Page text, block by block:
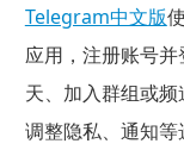
Telegram中文版
应用，注册账号
天、加入群组或
调整隐私、通知等